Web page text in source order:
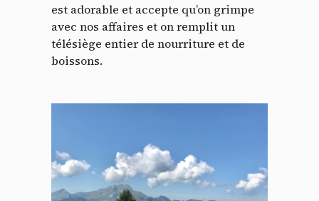
est adorable et accepte qu’on grimpe
avec nos affaires et on remplit un
télésiège entier de nourriture et de
boissons.